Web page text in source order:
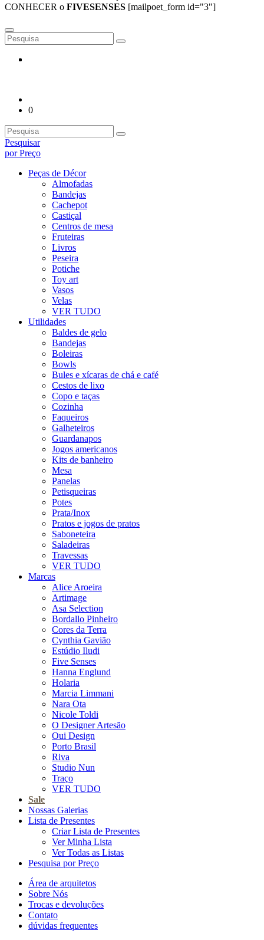
CONHECER o FIVESENSES [mailpoet_form id="3"]
0
Pesquisar
por Preço
Peças de Décor
Almofadas
Bandejas
Cachepot
Castiçal
Centros de mesa
Fruteiras
Livros
Peseira
Potiche
Toy art
Vasos
Velas
VER TUDO
Utilidades
Baldes de gelo
Bandejas
Boleiras
Bowls
Bules e xícaras de chá e café
Cestos de lixo
Copo e taças
Cozinha
Faqueiros
Galheteiros
Guardanapos
Jogos americanos
Kits de banheiro
Mesa
Panelas
Petisqueiras
Potes
Prata/Inox
Pratos e jogos de pratos
Saboneteira
Saladeiras
Travessas
VER TUDO
Marcas
Alice Aroeira
Artimage
Asa Selection
Bordallo Pinheiro
Cores da Terra
Cynthia Gavião
Estúdio Iludi
Five Senses
Hanna Englund
Holaria
Marcia Limmani
Nara Ota
Nicole Toldi
O Designer Artesão
Oui Design
Porto Brasil
Riva
Studio Nun
Traço
VER TUDO
Sale
Nossas Galerias
Lista de Presentes
Criar Lista de Presentes
Ver Minha Lista
Ver Todas as Listas
Pesquisa por Preço
Área de arquitetos
Sobre Nós
Trocas e devoluções
Contato
dúvidas frequentes